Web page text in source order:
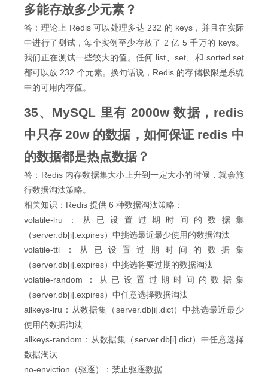
多能存放多少元素？
答：理论上 Redis 可以处理多达 232 的 keys，并且在实际
中进行了测试，每个实例至少存放了 2 亿 5 千万的 keys。
我们正在测试一些较大的值。任何 list、set、和 sorted set
都可以放 232 个元素。换句话说，Redis 的存储极限是系统
中的可用内存值。
35、MySQL 里有 2000w 数据，redis
中只存 20w 的数据，如何保证 redis 中
的数据都是热点数据？
答：Redis 内存数据集大小上升到一定大小的时候，就会施
行数据淘汰策略。
相关知识：Redis 提供 6 种数据淘汰策略：
volatile-lru：从已设置过期时间的数据集
（server.db[i].expires）中挑选最近最少使用的数据淘汰
volatile-ttl：从已设置过期时间的数据集
（server.db[i].expires）中挑选将要过期的数据淘汰
volatile-random：从已设置过期时间的数据集
（server.db[i].expires）中任意选择数据淘汰
allkeys-lru：从数据集（server.db[i].dict）中挑选最近最少
使用的数据淘汰
allkeys-random：从数据集（server.db[i].dict）中任意选择
数据淘汰
no-enviction（驱逐）：禁止驱逐数据